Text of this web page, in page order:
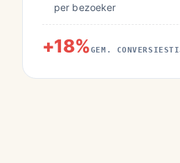
per bezoeker
+18%GEM.